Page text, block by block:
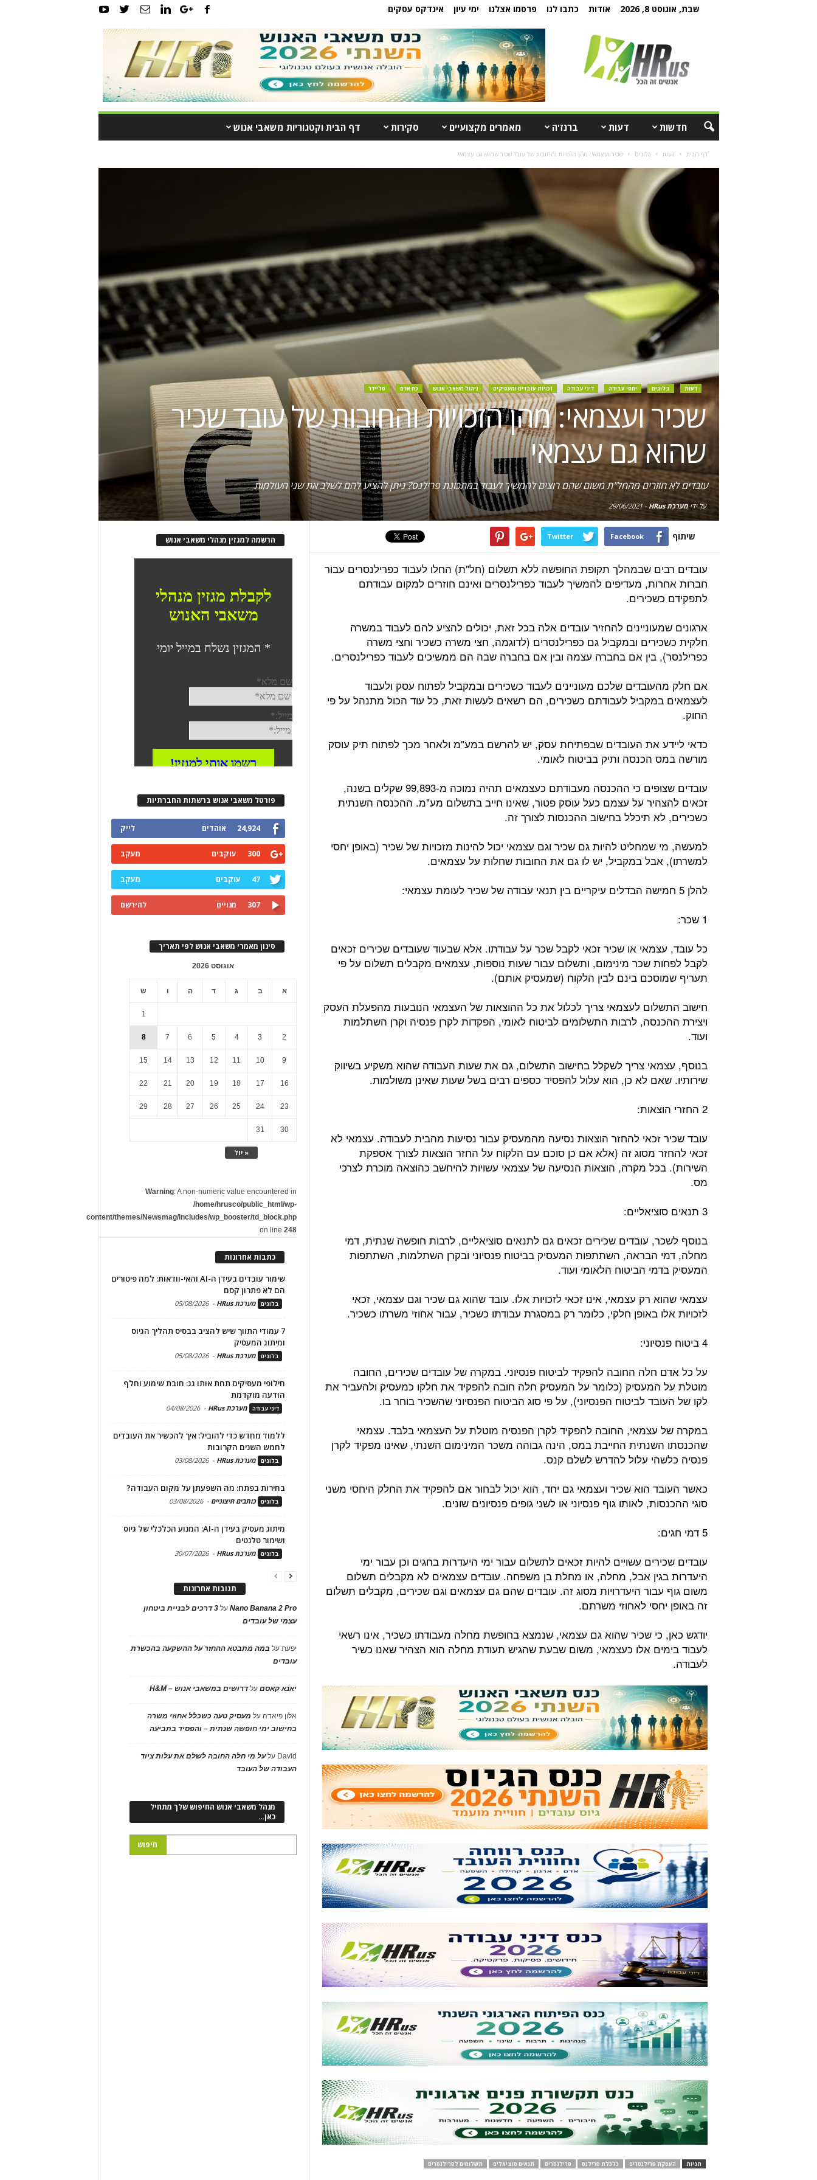
שבת, אוגוסט 8, 2026 אודות כתבו לנו פרסמו אצלנו ימי עיון אינדקס עסקים
חדשות דעות ברנז'ה מאמרים מקצועיים סקירות דף הבית וקטגוריות משאבי אנוש
דף הבית דעות בלוגים שכיר ועצמאי: מהן הזכויות והחובות של עובד שכיר שהוא גם עצמאי
דעות בלוגים יחסי עבודה דיני עבודה זכויות עובדים ומעסיקים ניהול משאבי אנוש כח אדם סליידר
שכיר ועצמאי: מהן הזכויות והחובות של עובד שכיר
שהוא גם עצמאי
עובדים לא חוזרים מהחל"ת משום שהם רוצים להמשיך לעבוד במתכונת פרילנס? ניתן להציע להם לשלב את שני העולמות
על ידימערכת HRus -
29/06/2021
שיתוף Facebook
Twitter
עובדים רבים שבמהלך תקופת החופשה ללא תשלום (חל"ת) החלו לעבוד כפרילנסרים עבור
חברות אחרות, מעדיפים להמשיך לעבוד כפרילנסרים ואינם חוזרים למקום עבודתם
לתפקידם כשכירים.
ארגונים שמעוניינים להחזיר עובדים אלה בכל זאת, יכולים להציע להם לעבוד במשרה
חלקית כשכירים ובמקביל גם כפרילנסרים (לדוגמה, חצי משרה כשכיר וחצי משרה
כפרילנסר), בין אם בחברה עצמה ובין אם בחברה שבה הם ממשיכים לעבוד כפרילנסרים.
אם חלק מהעובדים שלכם מעוניינים לעבוד כשכירים ובמקביל לפתוח עסק ולעבוד
לעצמאים במקביל לעבודתם כשכירים, הם רשאים לעשות זאת, כל עוד הכול מתנהל על פי
החוק.
כדאי ליידע את העובדים שבפתיחת עסק, יש להרשם במע"מ ולאחר מכך לפתוח תיק עוסק
מורשה במס הכנסה ותיק בביטוח לאומי.
עובדים שצופים כי ההכנסה מעבודתם כעצמאים תהיה נמוכה מ-99,893 שקלים בשנה,
זכאים להצהיר על עצמם כעל עוסק פטור, שאינו חייב בתשלום מע"מ. ההכנסה השנתית
כשכירים, לא תיכלל בחישוב ההכנסות לצורך זה.
למעשה, מי שמחליט להיות גם שכיר וגם עצמאי יכול להינות מזכויות של שכיר (באופן יחסי
למשרתו), אבל במקביל, יש לו גם את החובות שחלות על עצמאים.
להלן 5 חמישה הבדלים עיקריים בין תנאי עבודה של שכיר לעומת עצמאי:
1 שכר:
כל עובד, עצמאי או שכיר זכאי לקבל שכר על עבודתו. אלא שבעוד שעובדים שכירים זכאים
לקבל לפחות שכר מינימום, ותשלום עבור שעות נוספות, עצמאים מקבלים תשלום על פי
תעריף שמוסכם בינם לבין הלקוח (שמעסיק אותם).
חישוב התשלום לעצמאי צריך לכלול את כל ההוצאות של העצמאי הנובעות מהפעלת העסק
ויצירת ההכנסה, לרבות התשלומים לביטוח לאומי, הפקדות לקרן פנסיה וקרן השתלמות
ועוד.
בנוסף, עצמאי צריך לשקלל בחישוב התשלום, גם את שעות העבודה שהוא משקיע בשיווק
שירותיו. שאם לא כן, הוא עלול להפסיד כספים רבים בשל שעות שאינן משולמות.
2 החזרי הוצאות:
עובד שכיר זכאי להחזר הוצאות נסיעה מהמעסיק עבור נסיעות מהבית לעבודה. עצמאי לא
זכאי להחזר מסוג זה (אלא אם כן סוכם עם הלקוח על החזר הוצאות לצורך אספקת
השירות). בכל מקרה, הוצאות הנסיעה של עצמאי עשויות להיחשב כהוצאה מוכרת לצרכי
מס.
3 תנאים סוציאליים:
בנוסף לשכר, עובדים שכירים זכאים גם לתנאים סוציאליים, לרבות חופשה שנתית, דמי
מחלה, דמי הבראה, השתתפות המעסיק בביטוח פנסיוני ובקרן השתלמות, השתתפות
המעסיק בדמי הביטוח הלאומי ועוד.
עצמאי שהוא רק עצמאי, אינו זכאי לזכויות אלו. עובד שהוא גם שכיר וגם עצמאי, זכאי
לזכויות אלו באופן חלקי, כלומר רק במסגרת עבודתו כשכיר, עבור אחוזי משרתו כשכיר.
4 ביטוח פנסיוני:
על כל אדם חלה החובה להפקיד לביטוח פנסיוני. במקרה של עובדים שכירים, החובה
מוטלת על המעסיק (כלומר על המעסיק חלה חובה להפקיד את חלקו כמעסיק ולהעביר את
לקו של העובד לביטוח הפנסיוני), על פי סוג הביטוח הפנסיוני שהשכיר בוחר בו.
במקרה של עצמאי, החובה להפקיד לקרן הפנסיה מוטלת על העצמאי בלבד. עצמאי
שהכנסתו השנתית החייבת במס, הינה גבוהה משכר המינימום השנתי, שאינו מפקיד לקרן
פנסיה כלשהי עלול להדרש לשלם קנס.
כאשר העובד הוא שכיר ועצמאי גם יחד, הוא יכול לבחור אם להפקיד את החלק היחסי משני
סוגי ההכנסות, לאותו גוף פנסיוני או לשני גופים פנסיונים שונים.
5 דמי חגים:
עובדים שכירים עשויים להיות זכאים לתשלום עבור ימי היעדרות בחגים וכן עבור ימי
היעדרות בגין אבל, מחלה, או מחלת בן משפחה. עובדים עצמאים לא מקבלים תשלום
משום גוף עבור היעדרויות מסוג זה. עובדים שהם גם עצמאים וגם שכירים, מקבלים תשלום
זה באופן יחסי לאחוזי משרתם.
יודגש כאן, כי שכיר שהוא גם עצמאי, שנמצא בחופשת מחלה מעבודתו כשכיר, אינו רשאי
לעבוד בימים אלו כעצמאי, משום שבעת שהגיש תעודת מחלה הוא הצהיר שאנו כשיר
לעבודה.
תגיות העסקת פרילנסרים כלכלת פרילנס פרילנסרים תנאים סוציאלים תשלומים לפרילנסרים
הרשמה למגזין מנהלי משאבי אנוש
פורטל משאבי אנוש ברשתות החברתיות
24,924 אוהדים לייק
300 עוקבים מעקב
47 עוקבים מעקב
307 מנויים להירשם
סינון מאמרי משאבי אנוש לפי תאריך
אוגוסט 2026
א ב ג ד ה ו ש
« יול
1
2
3
4
5
6
7
8
9
10
11
12
13
14
15
16
17
18
19
20
21
22
23
24
25
26
27
28
29
30
31
Warning: A non-numeric value encountered in
/home/hrusco/public_html/wp-
content/themes/Newsmag/includes/wp_booster/td_block.php
on line248
כתבות אחרונות
שימור עובדים בעידן ה-AI והאי-וודאות: למה פיטורים
הם לא פתרון קסם
בלוגים מערכת HRus -
05/08/2026
7 עמודי התווך שיש להציב בבסיס תהליך הגיוס
ומיתוג המעסיק
בלוגים מערכת HRus -
05/08/2026
חילופי מעסיקים תחת אותו גג: חובת שימוע וחלף
הודעה מוקדמת
דיני עבודה מערכת HRus -
04/08/2026
ללמוד מחדש כדי להוביל: איך להכשיר את העובדים
לחמש השנים הקרובות
בלוגים מערכת HRus -
03/08/2026
בחירות בפתח: מה השפעתן על מקום העבודה?
בלוגים כותבים חיצוניים -
03/08/2026
מיתוג מעסיק בעידן ה-AI: המנוע הכלכלי של גיוס
ושימור טלנטים
בלוגים מערכת HRus -
30/07/2026
תגובות אחרונות
Nano Banana 2 Proעל
3 דרכים לבניית ביטחון
עצמי של עובדים
יפעתעל במה מתבטא ההחזר על ההשקעה בהכשרת
עובדים
יאנא קאסםעלדרושים במשאבי אנוש – H&M
אלון פיאדה על מעסיק טעה כשכלל אחוזי משרה
בחישוב ימי חופשה שנתית – והפסיד בתביעה
David עלעל מי חלה החובה לשלם את עלות ציוד
העבודה של העובד
מנהל משאבי אנוש החיפוש שלך מתחיל
כאן…